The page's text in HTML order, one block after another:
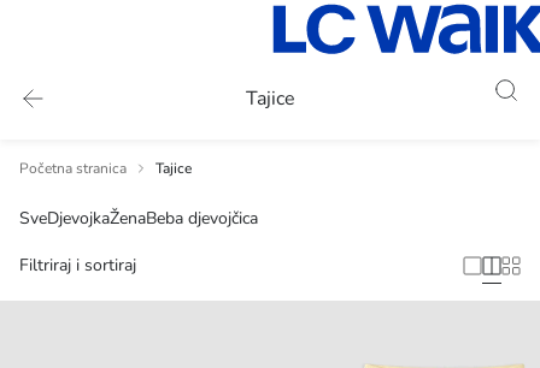
Tajice
Početna stranica Tajice
SveDjevojkaŽenaBeba djevojčica
Filtriraj i sortiraj